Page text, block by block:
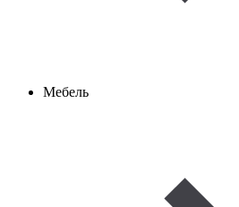
Мебель